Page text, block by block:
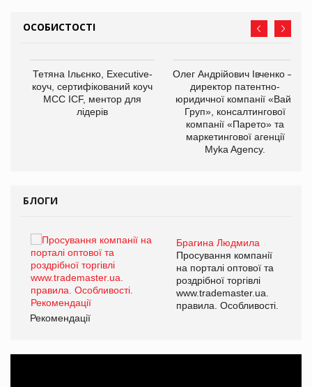
ОСОБИСТОСТІ
Тетяна Ільєнко, Executive-
коуч, сертифікований коуч
МСС ICF, ментор для
лідерів
Олег Андрійович Івченко —
директор патентно-
юридичної компанії «Вайз
Груп», консалтингової
компанії «Парето» та
маркетингової агенції
Myka Agency.
БЛОГИ
Брагина Людмила
Просування компанії
на порталі оптової та
роздрібної торгівлі
www.trademaster.ua.
правила. Особливості.
Рекомендації